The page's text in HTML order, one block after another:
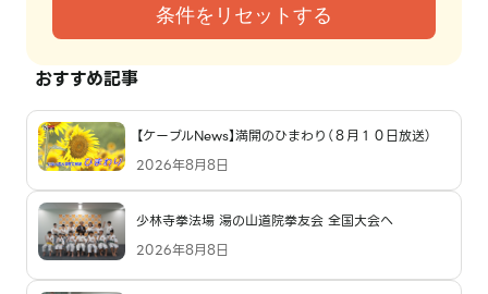
おすすめ記事
【ケーブルNews】満開のひまわり（８月１０日放送）
2026年8月8日
少林寺拳法場 湯の山道院拳友会 全国大会へ
2026年8月8日